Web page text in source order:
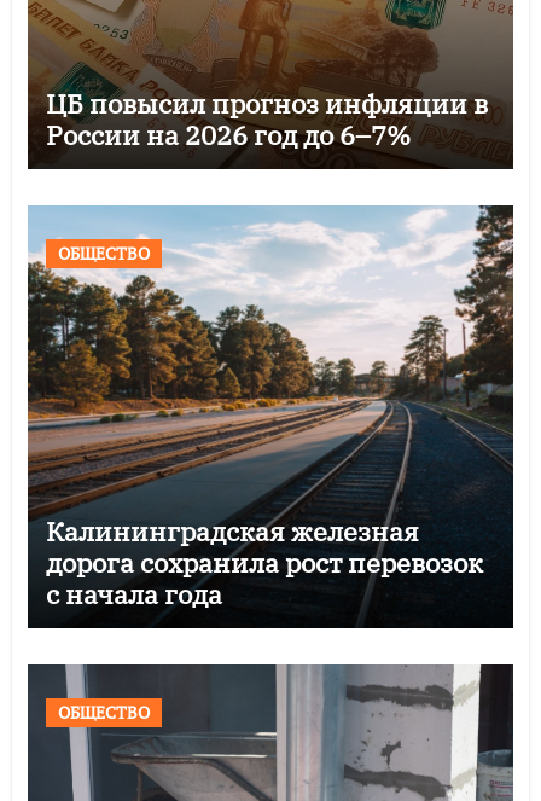
ЦБ повысил прогноз инфляции в
России на 2026 год до 6–7%
ОБЩЕСТВО
Калининградская железная
дорога сохранила рост перевозок
с начала года
ОБЩЕСТВО